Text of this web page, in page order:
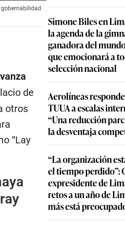
de
otros
“Lay
Simone Biles en
la agenda de la
ganadora del
que emocionará a
selección nacional
Aerolíneas
TUUA a escalas
“Una reducción
la desventaja
“La organización
el tiempo perdido”:
expresidente de
retos a un año de
más está